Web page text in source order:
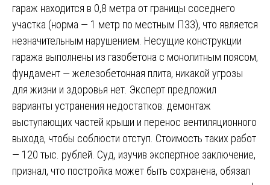
гараж находится в 0,8 метра от границы соседнего
участка (норма — 1 метр по местным ПЗЗ), что является
незначительным нарушением. Несущие конструкции
гаража выполнены из газобетона с монолитным поясом,
фундамент — железобетонная плита, никакой угрозы
для жизни и здоровья нет. Эксперт предложил
варианты устранения недостатков: демонтаж
выступающих частей крыши и перенос вентиляционного
выхода, чтобы соблюсти отступ. Стоимость таких работ
— 120 тыс. рублей. Суд, изучив экспертное заключение,
признал, что постройка может быть сохранена, обязал